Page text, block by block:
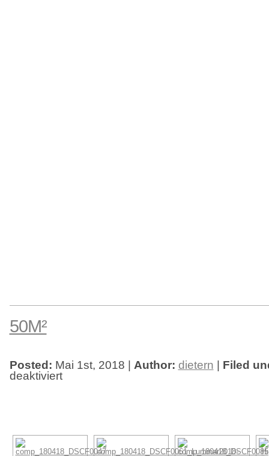
50M²
Posted: Mai 1st, 2018 | Author: dietern
Filed
deaktiviertfür
50m²